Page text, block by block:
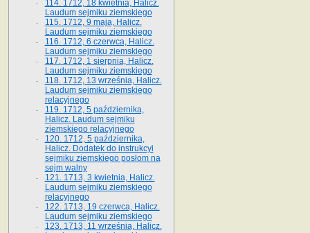
114. 1712, 18 kwietnia, Halicz.
Laudum sejmiku ziemskiego
115. 1712, 9 maja, Halicz.
Laudum sejmiku ziemskiego
116. 1712, 6 czerwca, Halicz.
Laudum sejmiku ziemskiego
117. 1712, 1 sierpnia, Halicz.
Laudum sejmiku ziemskiego
118. 1712, 13 września, Halicz.
Laudum sejmiku ziemskiego
relacyjnego
119. 1712, 5 października,
Halicz. Laudum sejmiku
ziemskiego relacyjnego
120. 1712, 5 października,
Halicz. Dodatek do instrukcyi
sejmiku ziemskiego posłom na
sejm walny
121. 1713, 3 kwietnia, Halicz.
Laudum sejmiku ziemskiego
relacyjnego
122. 1713, 19 czerwca, Halicz.
Laudum sejmiku ziemskiego
123. 1713, 11 września, Halicz.